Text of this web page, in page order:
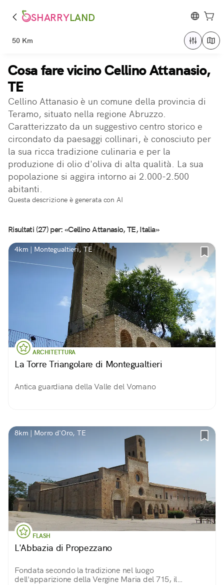
SHARRYLAND
50 Km
Cosa fare vicino Cellino Attanasio,
TE
Cellino Attanasio è un comune della provincia di
Teramo, situato nella regione Abruzzo.
Caratterizzato da un suggestivo centro storico e
circondato da paesaggi collinari, è conosciuto per
la sua ricca tradizione culinaria e per la
produzione di olio d'oliva di alta qualità. La sua
popolazione si aggira intorno ai 2.000-2.500
abitanti.
Questa descrizione è generata con AI
Risultati (27) per: «Cellino Attanasio, TE, Italia»
4km | Montegualtieri, TE
ARCHITETTURA
La Torre Triangolare di Montegualtieri
Antica guardiana della Valle del Vomano
8km | Morro d'Oro, TE
FLASH
L'Abbazia di Propezzano
Fondata secondo la tradizione nel luogo
dell'apparizione della Vergine Maria del 715, il